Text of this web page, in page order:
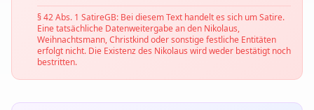
§ 42 Abs. 1 SatireGB: Bei diesem Text handelt es sich um Satire.
Eine tatsächliche Datenweitergabe an den Nikolaus,
Weihnachtsmann, Christkind oder sonstige festliche Entitäten
erfolgt nicht. Die Existenz des Nikolaus wird weder bestätigt noch
bestritten.